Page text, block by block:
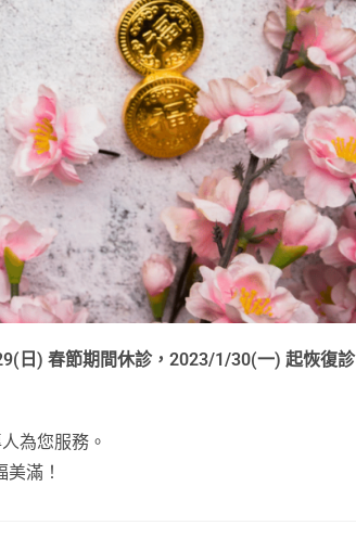
日) 春節期間休診，2023/1/30(一) 起恢復診
為您服務。
滿！